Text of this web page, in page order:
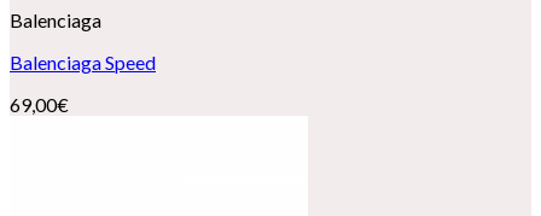
Balenciaga
Balenciaga Speed
69,00€